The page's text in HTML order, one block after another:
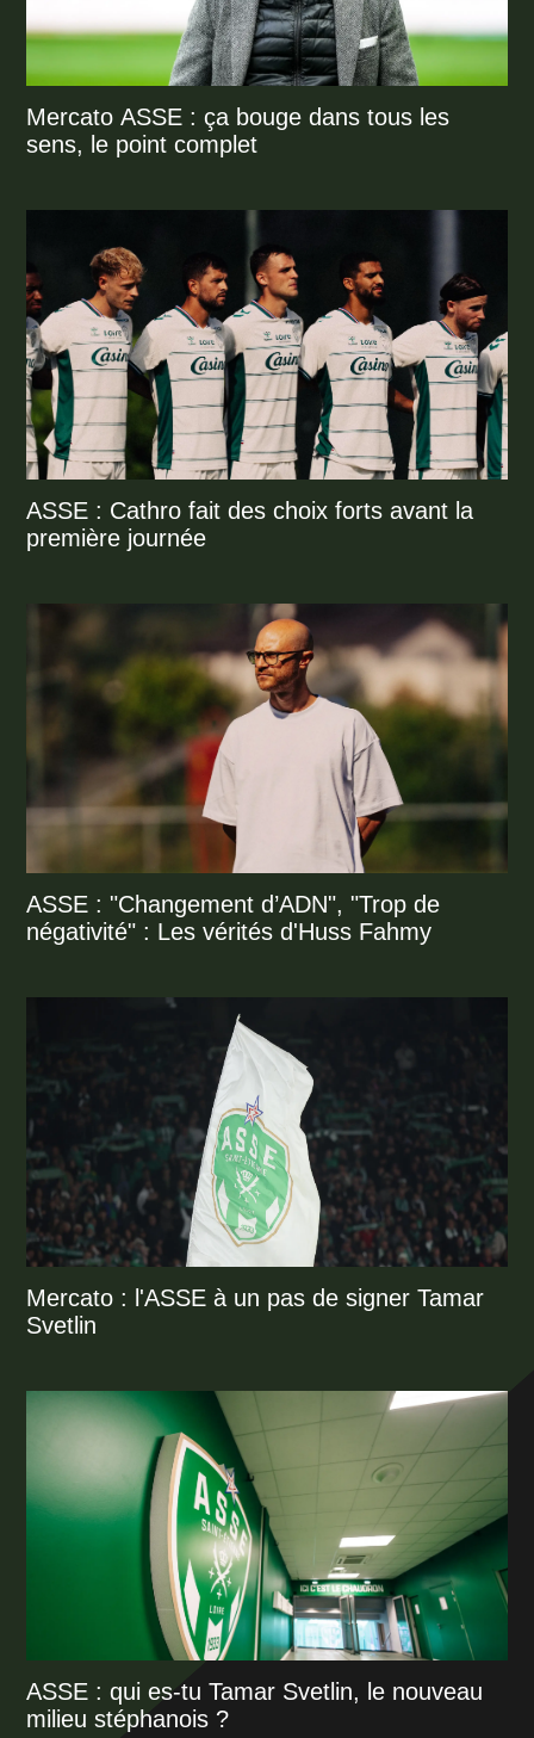
Mercato ASSE : ça bouge dans tous les
sens, le point complet
ASSE : Cathro fait des choix forts avant la
première journée
ASSE : "Changement d’ADN", "Trop de
négativité" : Les vérités d'Huss Fahmy
Mercato : l'ASSE à un pas de signer Tamar
Svetlin
ASSE : qui es-tu Tamar Svetlin, le nouveau
milieu stéphanois ?